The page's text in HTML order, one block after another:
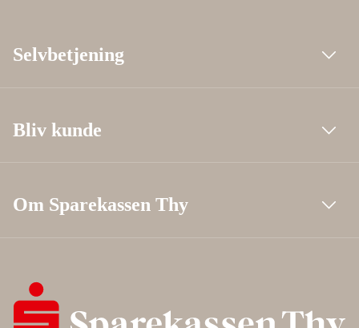
Selvbetjening
Bliv kunde
Om Sparekassen Thy